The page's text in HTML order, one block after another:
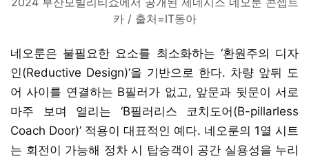
카 / 출처=IT동아
네오룬은 불필요한 요소를 최소화하는 ‘환원주의 디자
인(Reductive Design)’을 기반으로 한다. 차량 앞뒤 도
어 사이를 연결하는 B필러가 없고, 앞문과 뒷문이 서로
마주 보며 열리는 ‘B필러리스 코치도어(B-pillarless
Coach Door)’ 적용이 대표적인 예다. 네오룬의 1열 시트
는 회전이 가능해 정차 시 탑승객이 공간 실용성을 누리